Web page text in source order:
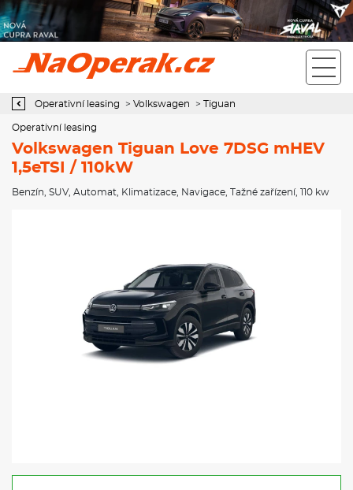
Operativní leasing Volkswagen Tiguan Love 7DSG mHEV 1,5eTSI /
Operativní leasing > Volkswagen > Tiguan
Operativní leasing
Volkswagen Tiguan Love 7DSG mHEV
1,5eTSI / 110kW
Benzín SUV, Automat Klimatizace Navigace Tažné zařízení, 110 kw